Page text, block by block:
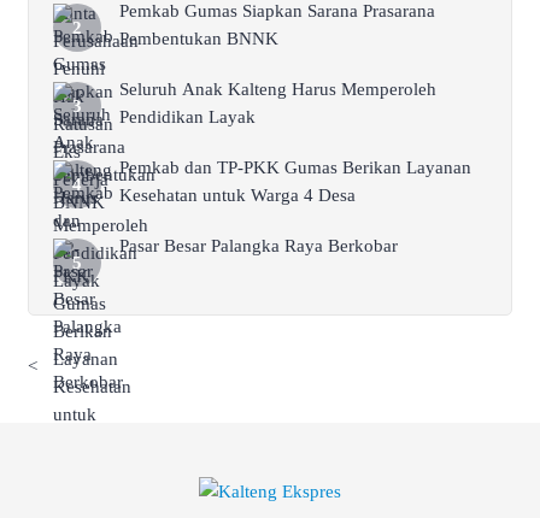
Pemkab Gumas Siapkan Sarana Prasarana
Pembentukan BNNK
Seluruh Anak Kalteng Harus Memperoleh
Pendidikan Layak
Pemkab dan TP-PKK Gumas Berikan Layanan
Kesehatan untuk Warga 4 Desa
Pasar Besar Palangka Raya Berkobar
<